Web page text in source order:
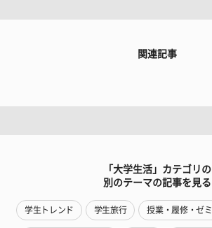
関連記事
「大学生活」カテゴリの
別のテーマの記事を見る
学生トレンド 学生旅行 授業・履修・ゼミ